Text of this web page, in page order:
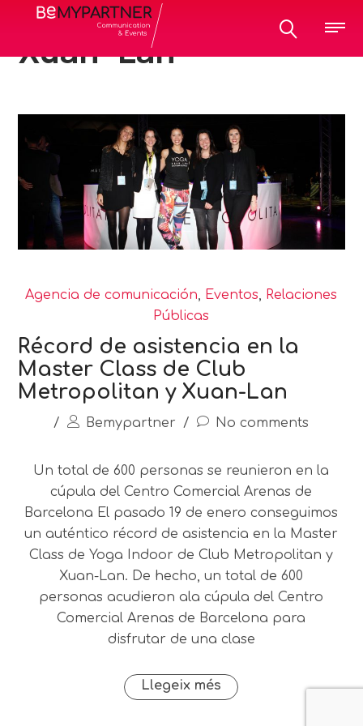
All posts tagged:
Xuan-Lan
Agencia de comunicación Eventos
Relaciones
Públicas
Récord de asistencia en la
Master Class de Club
Metropolitan y Xuan-Lan
/ Bemypartner / No comments
Un total de 600 personas se reunieron en la
cúpula del Centro Comercial Arenas de
Barcelona El pasado 19 de enero conseguimos
un auténtico récord de asistencia en la Master
Class de Yoga Indoor de Club Metropolitan y
Xuan-Lan. De hecho, un total de 600
personas acudieron ala cúpula del Centro
Comercial Arenas de Barcelona para
disfrutar de una clase
Llegeix més